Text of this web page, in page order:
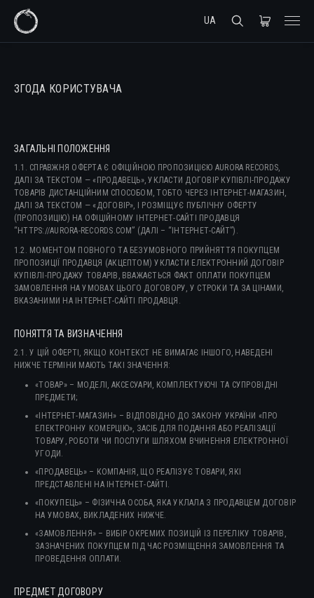
UA
ЗГОДА КОРИСТУВАЧА
ЗАГАЛЬНІ ПОЛОЖЕННЯ
1.1. СПРАВЖНЯ ОФЕРТА Є ОФІЦІЙНОЮ ПРОПОЗИЦІЄЮ AURORA RECORDS,
ДАЛІ ЗА ТЕКСТОМ — «ПРОДАВЕЦЬ», УКЛАСТИ ДОГОВІР КУПІВЛІ-ПРОДАЖУ
ТОВАРІВ ДИСТАНЦІЙНИМ СПОСОБОМ, ТОБТО ЧЕРЕЗ ІНТЕРНЕТ-МАГАЗИН,
ДАЛІ ЗА ТЕКСТОМ — «ДОГОВІР», І РОЗМІЩУЄ ПУБЛІЧНУ ОФЕРТУ
(ПРОПОЗИЦІЮ) НА ОФІЦІЙНОМУ ІНТЕРНЕТ-САЙТІ ПРОДАВЦЯ
“HTTPS://AURORA-RECORDS.COM” (ДАЛІ – “ІНТЕРНЕТ-САЙТ”).
1.2. МОМЕНТОМ ПОВНОГО ТА БЕЗУМОВНОГО ПРИЙНЯТТЯ ПОКУПЦЕМ
ПРОПОЗИЦІЇ ПРОДАВЦЯ (АКЦЕПТОМ) УКЛАСТИ ЕЛЕКТРОННИЙ ДОГОВІР
КУПІВЛІ-ПРОДАЖУ ТОВАРІВ, ВВАЖАЄТЬСЯ ФАКТ ОПЛАТИ ПОКУПЦЕМ
ЗАМОВЛЕННЯ НА УМОВАХ ЦЬОГО ДОГОВОРУ, У СТРОКИ ТА ЗА ЦІНАМИ,
ВКАЗАНИМИ НА ІНТЕРНЕТ-САЙТІ ПРОДАВЦЯ.
ПОНЯТТЯ ТА ВИЗНАЧЕННЯ
2.1. У ЦІЙ ОФЕРТІ, ЯКЩО КОНТЕКСТ НЕ ВИМАГАЄ ІНШОГО, НАВЕДЕНІ
НИЖЧЕ ТЕРМІНИ МАЮТЬ ТАКІ ЗНАЧЕННЯ:
«ТОВАР» – МОДЕЛІ, АКСЕСУАРИ, КОМПЛЕКТУЮЧІ ТА СУПРОВІДНІ
ПРЕДМЕТИ;
«ІНТЕРНЕТ-МАГАЗИН» – ВІДПОВІДНО ДО ЗАКОНУ УКРАЇНИ «ПРО
ЕЛЕКТРОННУ КОМЕРЦІЮ», ЗАСІБ ДЛЯ ПОДАННЯ АБО РЕАЛІЗАЦІЇ
ТОВАРУ, РОБОТИ ЧИ ПОСЛУГИ ШЛЯХОМ ВЧИНЕННЯ ЕЛЕКТРОННОЇ
УГОДИ.
«ПРОДАВЕЦЬ» – КОМПАНІЯ, ЩО РЕАЛІЗУЄ ТОВАРИ, ЯКІ
ПРЕДСТАВЛЕНІ НА ІНТЕРНЕТ-САЙТІ.
«ПОКУПЕЦЬ» – ФІЗИЧНА ОСОБА, ЯКА УКЛАЛА З ПРОДАВЦЕМ ДОГОВІР
НА УМОВАХ, ВИКЛАДЕНИХ НИЖЧЕ.
«ЗАМОВЛЕННЯ» – ВИБІР ОКРЕМИХ ПОЗИЦІЙ ІЗ ПЕРЕЛІКУ ТОВАРІВ,
ЗАЗНАЧЕНИХ ПОКУПЦЕМ ПІД ЧАС РОЗМІЩЕННЯ ЗАМОВЛЕННЯ ТА
ПРОВЕДЕННЯ ОПЛАТИ.
ПРЕДМЕТ ДОГОВОРУ